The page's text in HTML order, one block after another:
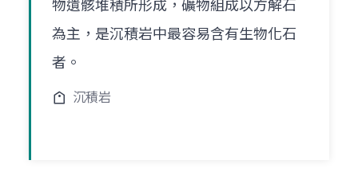
物遺骸堆積所形成，礦物組成以方解石
為主，是沉積岩中最容易含有生物化石
者。
沉積岩